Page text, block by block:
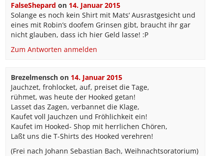
FalseShepard on 14. Januar 2015
Solange es noch kein Shirt mit Mats‘ Ausrastgesicht und
eines mit Robin’s doofem Grinsen gibt, braucht ihr gar
nicht glauben, dass ich hier Geld lasse! :P
Zum Antworten anmelden
Brezelmenschon 14. Januar 2015
Jauchzet, frohlocket, auf, preiset die Tage,
rühmet, was heute der Hooked getan!
Lasset das Zagen, verbannet die Klage,
Kaufet voll Jauchzen und Fröhlichkeit ein!
Kaufet im Hooked- Shop mit herrlichen Chören,
Laßt uns die T-Shirts des Hooked verehren!
(Frei nach Johann Sebastian Bach, Weihnachtsoratorium)